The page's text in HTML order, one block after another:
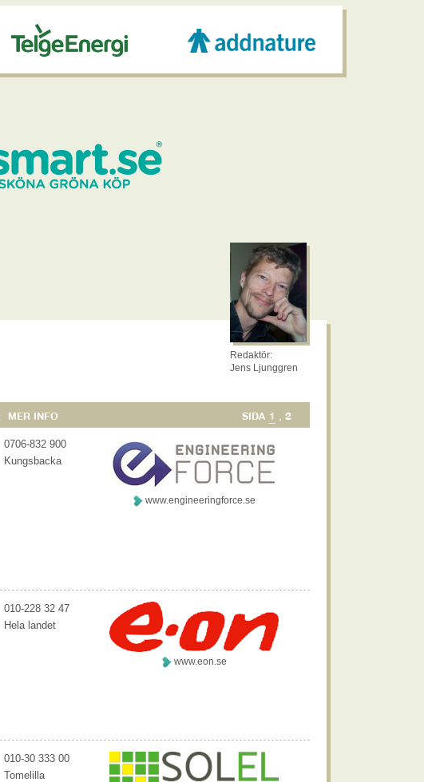
Redaktör:
Jens Ljunggren
MER INFO SIDA 1 , 2
0706-832 900
Kungsbacka
www.engineeringforce.se
010-228 32 47
Hela landet
www.eon.se
010-30 333 00
Tomelilla